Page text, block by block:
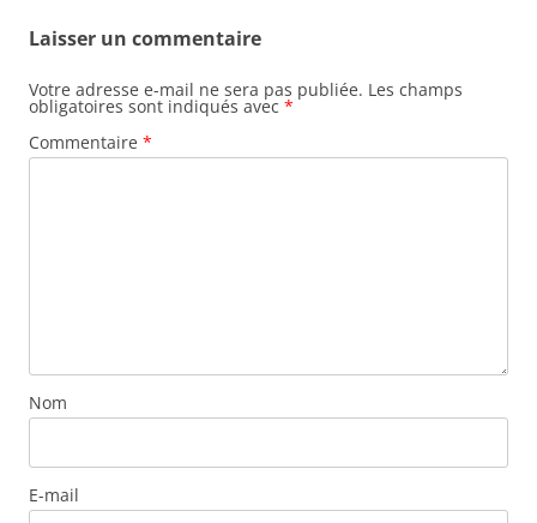
Laisser un commentaire
Votre adresse e-mail ne sera pas publiée. Les champs
obligatoires sont indiqués avec *
Commentaire *
Nom
E-mail